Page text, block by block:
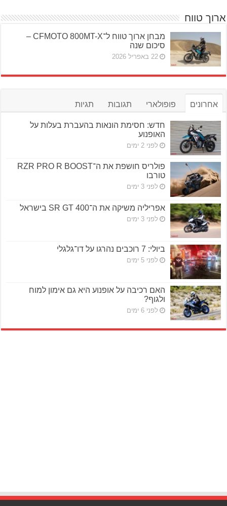
ארוך טווח
מבחן ארוך טווח ל־CFMOTO 800MT-X –
סיכום שנה
22 באפריל 2026
אחרונים פופולארי תגובות תגיות
חדש: חסימת הונאות בהעברת בעלות על
האופנוע
לפני 2 ימים
פולריס חושפת את ה־RZR PRO R BOOST
טורבו
לפני 3 ימים
אפריליה משיקה את ה־SR GT 400 בישראל
לפני 3 ימים
ביולי: 7 רוכבים נהרגו על דו־גלגלי
לפני 5 ימים
האם רכיבה על אופנוע היא גם אימון למוח
ולגוף?
לפני 6 ימים